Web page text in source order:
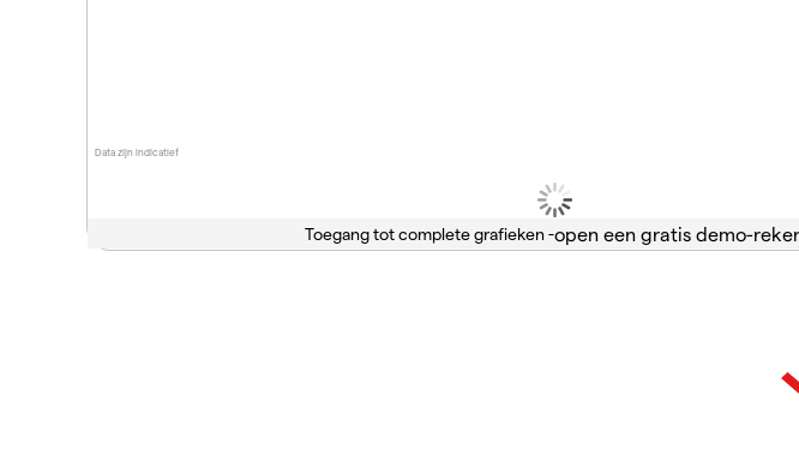
Data zijn indicatief
Toegang tot complete grafieken -